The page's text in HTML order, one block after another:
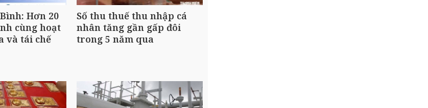
Hơn 20
cùng hoạt
và tái chế
Số thu thuế thu nhập cá
nhân tăng gần gấp đôi
trong 5 năm qua